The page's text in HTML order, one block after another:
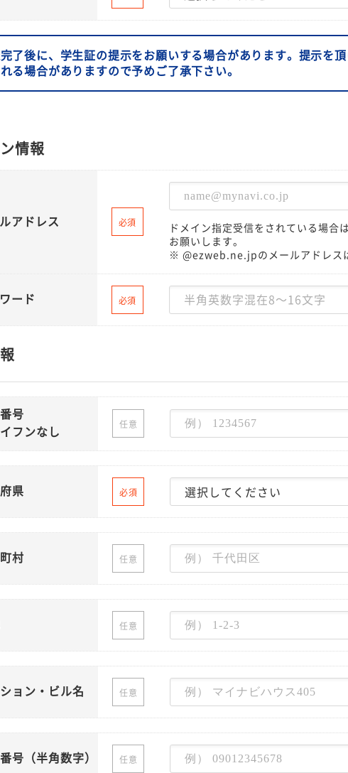
了後に、学生証の提示をお願いする場合があります。提示を
る場合がありますので予めご了承下さい。
情報
アドレス 必須
ドメイン指定受信をされている場
お願いします。
※ @ezweb.ne.jpのメールアドレス
ード 必須
号
フンなし
任意
県 必須
村 任意
任意
ョン・ビル名 任意
号（半角数字） 任意